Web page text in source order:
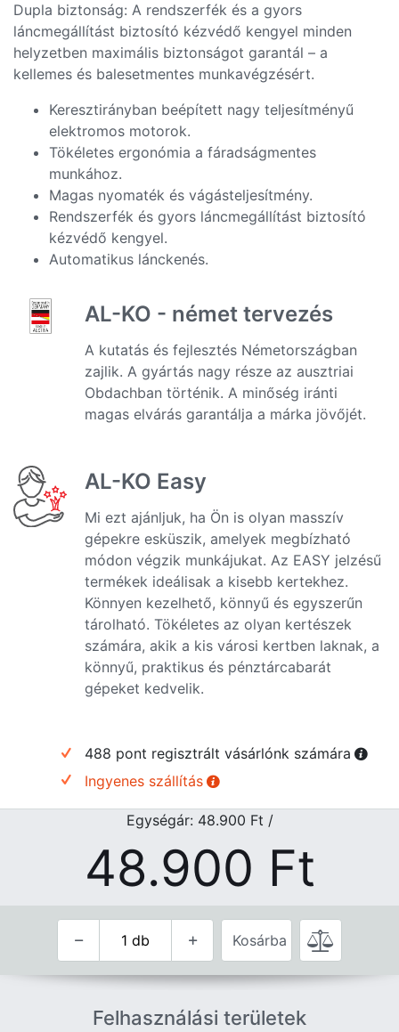
Dupla biztonság: A rendszerfék és a gyors
láncmegállítást biztosító kézvédő kengyel minden
helyzetben maximális biztonságot garantál – a
kellemes és balesetmentes munkavégzésért.
Keresztirányban beépített nagy teljesítményű
elektromos motorok.
Tökéletes ergonómia a fáradságmentes
munkához.
Magas nyomaték és vágásteljesítmény.
Rendszerfék és gyors láncmegállítást biztosító
kézvédő kengyel.
Automatikus lánckenés.
AL-KO - német tervezés
A kutatás és fejlesztés Németországban
zajlik. A gyártás nagy része az ausztriai
Obdachban történik. A minőség iránti
magas elvárás garantálja a márka jövőjét.
AL-KO Easy
Mi ezt ajánljuk, ha Ön is olyan masszív
gépekre esküszik, amelyek megbízható
módon végzik munkájukat. Az EASY jelzésű
termékek ideálisak a kisebb kertekhez.
Könnyen kezelhető, könnyű és egyszerűn
tárolható. Tökéletes az olyan kertészek
számára, akik a kis városi kertben laknak, a
könnyű, praktikus és pénztárcabarát
gépeket kedvelik.
488 pont regisztrált vásárlónk számára
Ingyenes szállítás
Egységár: 48.900 Ft /
48.900 Ft
Kosárba
Felhasználási területek